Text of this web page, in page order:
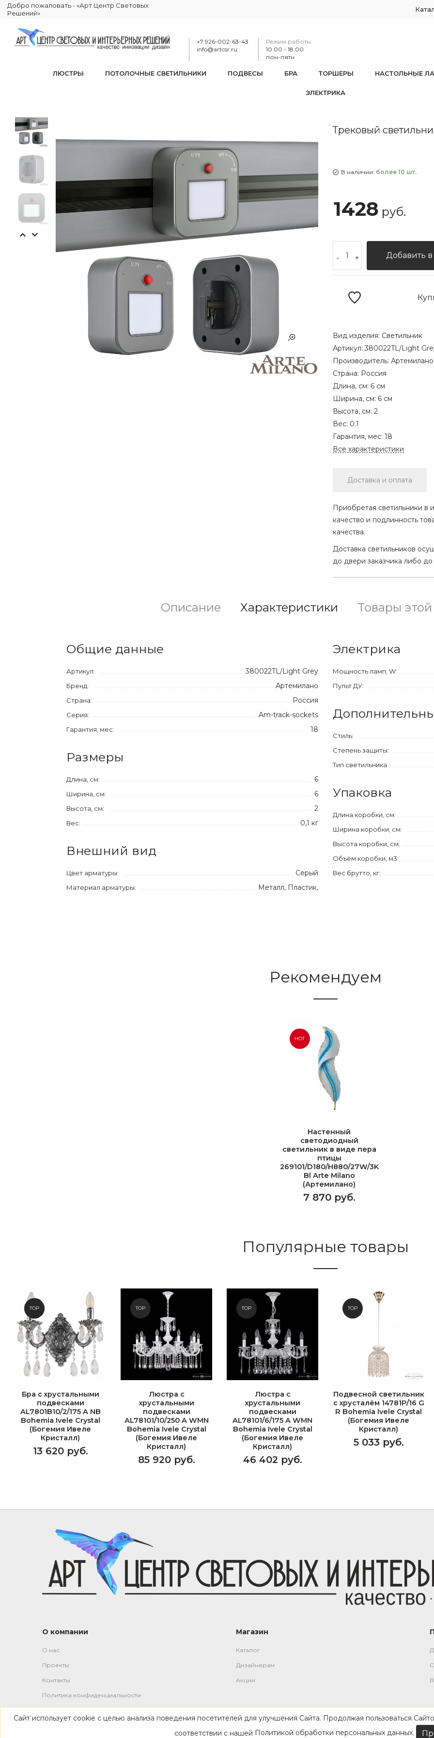
Добро пожаловать - «Арт Центр Световых
Решений»
+7 926-002-63-43
info@artcsr.ru
Режим работы:
10.00 - 18.00
пон-пятн
ЛЮСТРЫ ПОТОЛОЧНЫЕ СВЕТИЛЬНИКИ ПОДВЕСЫ БРА ТОРШЕРЫ НАСТОЛЬНЫЕ
ЭЛЕКТРИКА
Трековый
В наличии: более 10 шт.
1428 руб.
- + Добавить
Вид изделия: Светильник
Артикул:380022TL/Light
Производитель: Артемилано
Страна: Россия
Длина, см: 6 см
Ширина, см: 6 см
Высота, см: 2
Вес: 0.1
Гарантия, мес: 18
Все характеристики
Доставка и оплата
Приобретая светильники в
качество и подлинность
качества.
Доставка светильников
до двери заказчика либо
Описание Характеристики Товары
Общие данные
Артикул: 380022TL/Light Grey
Бренд: Артемилано
Страна: Россия
Серия: Am-track-sockets
Гарантия, мес: 18
Размеры
Длина, см: 6
Ширина, см: 6
Высота, см: 2
Вес: 0,1 кг
Внешний вид
Цвет арматуры: Серый
Материал арматуры: Металл, Пластик,
Электрика
Мощность ламп, W:
Пульт ДУ:
Стиль:
Степень защиты:
Тип светильника :
Упаковка
Длина коробки, см:
Ширина коробки, см:
Высота коробки, см:
Объём коробки, м3:
Вес брутто, кг:
Рекомендуем
HOT
Настенный
светодиодный
светильник в виде пера
птицы
269101/D180/H880/27W/3K
Bl Arte Milano
(Артемилано)
7 870 руб.
Популярные товары
NEW
TOP
Бра с хрустальными
подвесками
AL7801B10/2/175 A NB
Bohemia Ivele Crystal
(Богемия Ивеле
Кристалл)
13 620 руб.
TOP
Люстра с
хрустальными
подвесками
AL78101/10/250 A WMN
Bohemia Ivele Crystal
(Богемия Ивеле
Кристалл)
85 920 руб.
NEW
TOP
Люстра с
хрустальными
подвесками
AL78101/6/175 A WMN
Bohemia Ivele Crystal
(Богемия Ивеле
Кристалл)
46 402 руб.
TOP
Подвесной светильник
с хрусталём 14781P/16 G
R Bohemia Ivele Crystal
(Богемия Ивеле
Кристалл)
5 033 руб.
О компании
О нас
Проекты
Контакты
Политика конфиденциальности
Магазин
Каталог
Дизайнерам
Акции
Сайт использует cookie с целью анализа поведения посетителей для улучшения Сайта. Продолжая пользоваться
соответствии с нашей Политикой обработки персональных данных.